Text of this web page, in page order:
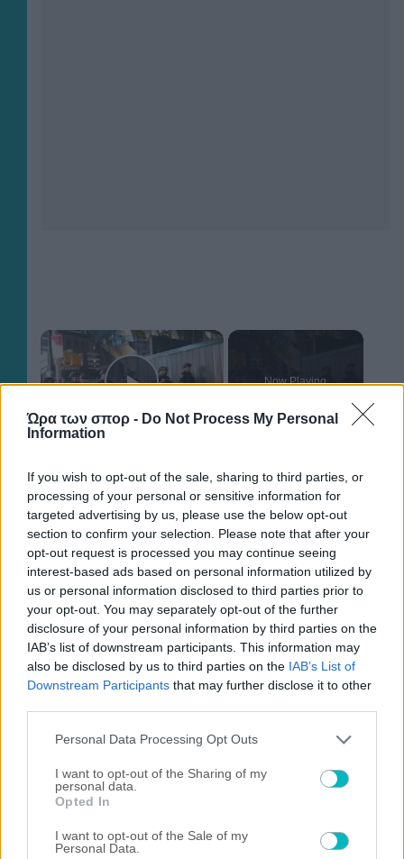
Ώρα των σπορ - Do Not Process My Personal
Information
If you wish to opt-out of the sale, sharing to third parties, or
processing of your personal or sensitive information for
targeted advertising by us, please use the below opt-out
section to confirm your selection. Please note that after your
opt-out request is processed you may continue seeing
interest-based ads based on personal information utilized by
us or personal information disclosed to third parties prior to
your opt-out. You may separately opt-out of the further
disclosure of your personal information by third parties on the
IAB’s list of downstream participants. This information may
also be disclosed by us to third parties on the IAB’s List of
Downstream Participants that may further disclose it to other
Please note that this website/app uses one or more Google
not limited to your visit or usage behaviour. You may click to
grant or deny consent to Google and its third-party tags to
use your data for below specified purposes in below Google
consent section.
Personal Data Processing Opt Outs
I want to opt-out of the Sharing of my
personal data.
Opted In
I want to opt-out of the Sale of my
Personal Data.
×
Play Video
Now Playing
Play
Video
Watch on
US: Scuffles break out between Knicks fans,
police during championship celebrations.
ΠΕΡΙΣΣΟΤΕΡΑ ΑΡΘΡΑ